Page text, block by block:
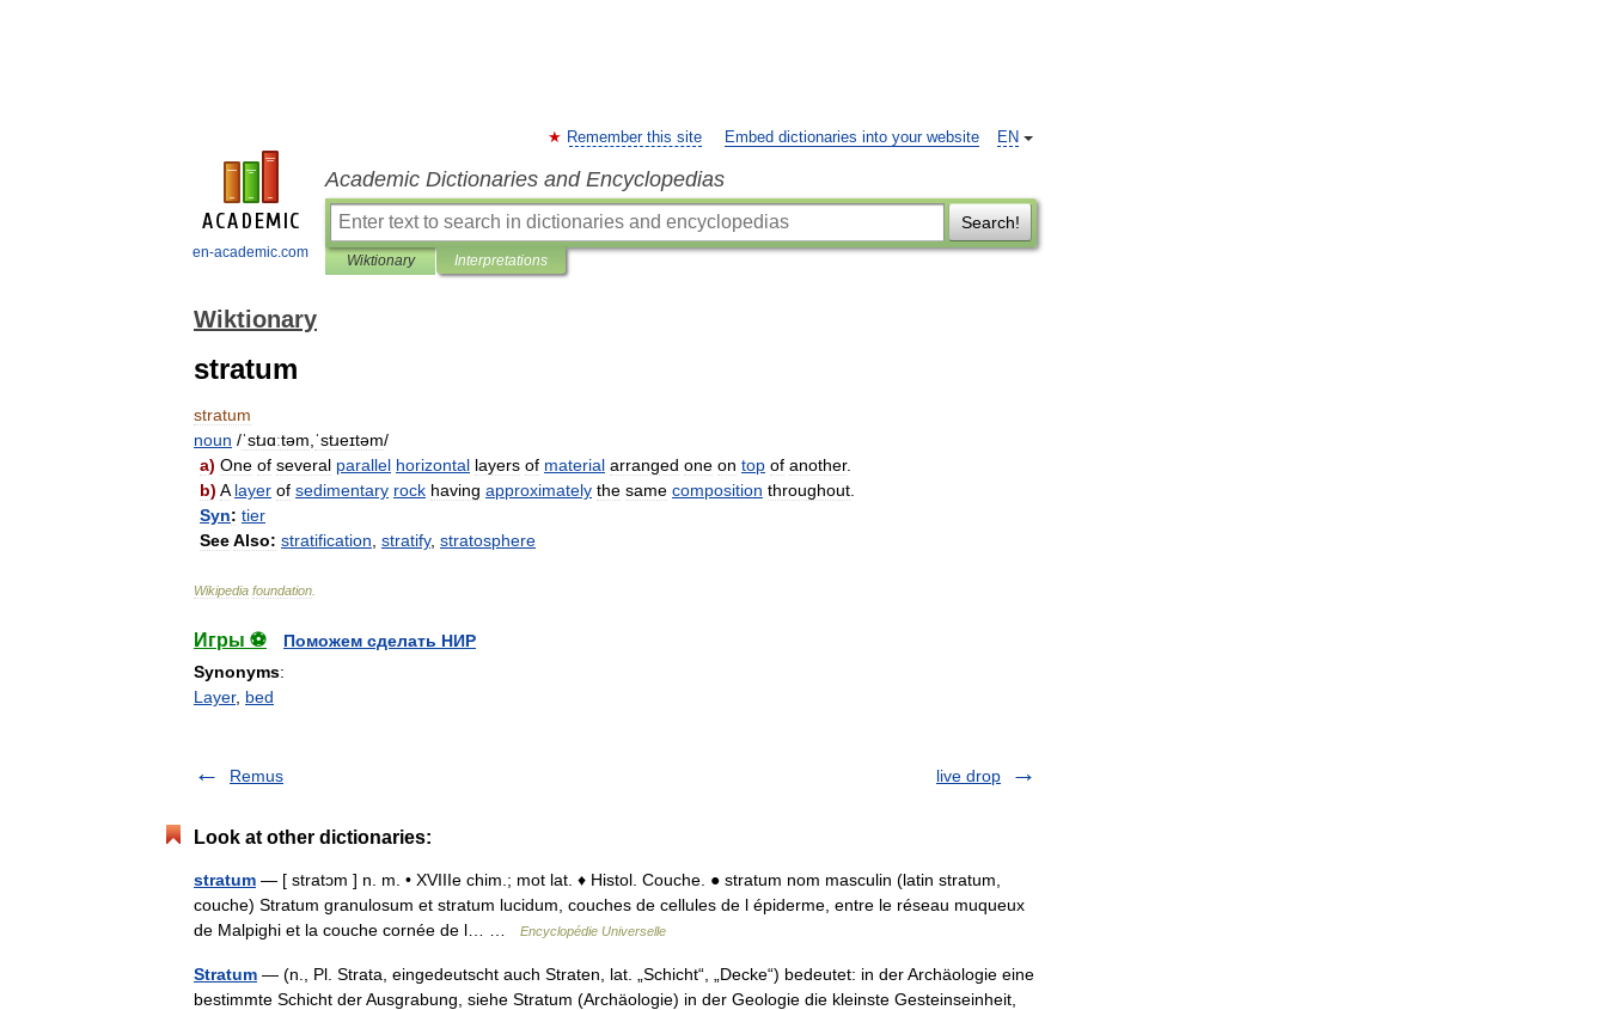
en-academic.com
EN
Remember this site Embed dictionaries into your website
Academic Dictionaries and Encyclopedias
Search!
Wiktionary Interpretations
Wiktionary
stratum
stratum
noun /ˈstɹɑːtəm ˈstɹeɪtəm/
a) One of several parallel horizontal layers of material arranged one on top of another.
b) A layer of sedimentary rock having approximately the same composition throughout
Syn: tier
SeeAlso: stratification stratify, stratosphere
Wikipedia foundation
Игры ⚽
Поможем сделать НИР
Synonyms:
Layer, bed
Remus live drop
Look at other dictionaries:
stratum — [ stratɔm ] n. m. • XVIIIe chim.; mot lat. ♦ Histol. Couche. ● stratum nom masculin (latin stratum,
couche) Stratum granulosum et stratum lucidum, couches de cellules de l épiderme, entre le réseau muqueux
de Malpighi et la couche cornée de l… …
Encyclopédie Universelle
Stratum — (n., Pl. Strata, eingedeutscht auch Straten, lat. „Schicht“, „Decke“) bedeutet: in der Archäologie eine
bestimmte Schicht der Ausgrabung, siehe Stratum (Archäologie) in der Geologie die kleinste Gesteinseinheit,